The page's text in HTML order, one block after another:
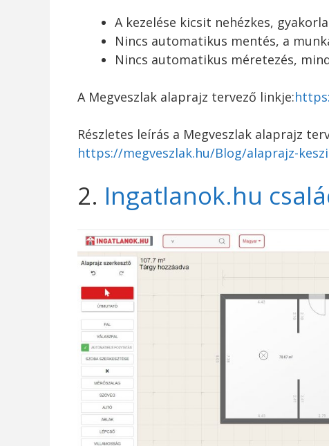
A kezelése kicsit nehézkes,
Nincs automatikus mentés, a
Nincs automatikus méretezés,
A Megveszlak alaprajz tervező linkje:
Részletes leírás a Megveszlak alaprajz
https://megveszlak.hu/Blog/alaprajz-
2. Ingatlanok.hu